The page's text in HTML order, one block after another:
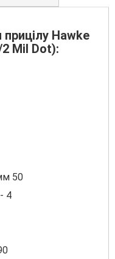
прицілу Hawke
Mil Dot):
50
4